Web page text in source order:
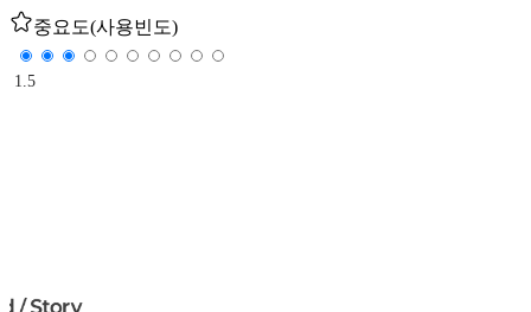
중요도(사용빈도)
1.5